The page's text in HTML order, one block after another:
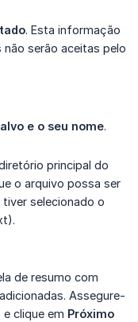
. Esta informação
serão aceitas pelo
e o seu nome.
principal do
o arquivo possa ser
selecionado o
de resumo com
Assegure-
clique em Próximo